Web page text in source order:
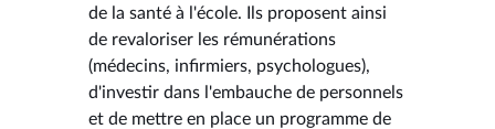
de la santé à l'école. Ils proposent ainsi
de revaloriser les rémunérations
(médecins, infirmiers, psychologues),
d'investir dans l'embauche de personnels
et de mettre en place un programme de